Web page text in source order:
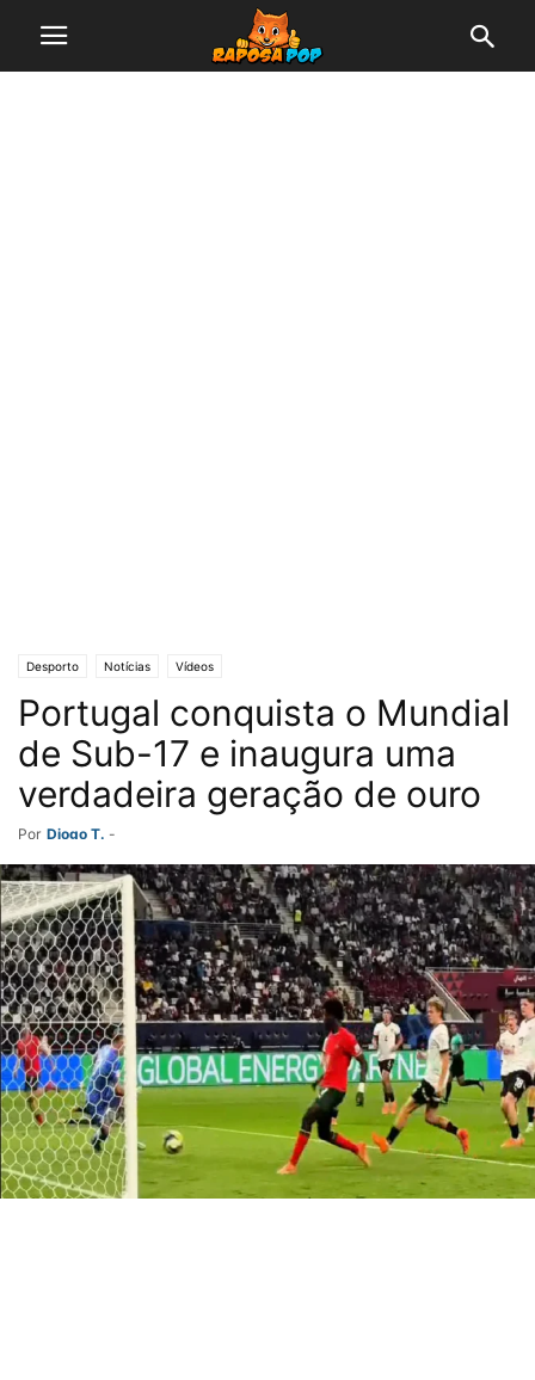
Desporto Notícias Vídeos
Portugal conquista o Mundial
de Sub-17 e inaugura uma
verdadeira geração de ouro
Por Diogo T. -